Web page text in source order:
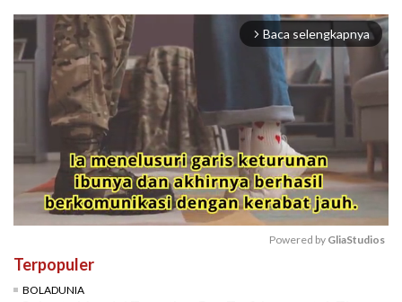
arrow_forward_ios Baca selengkapnya
Powered by GliaStudios
Terpopuler
BOLADUNIA